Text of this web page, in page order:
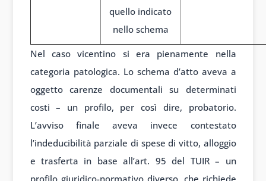
quello indicato
nello schema
Nel caso vicentino si era pienamente nella
categoria patologica. Lo schema d’atto aveva a
oggetto carenze documentali su determinati
costi – un profilo, per così dire, probatorio.
L’avviso finale aveva invece contestato
l’indeducibilità parziale di spese di vitto, alloggio
e trasferta in base all’art. 95 del TUIR – un
profilo giuridico-normativo diverso, che richiede